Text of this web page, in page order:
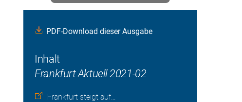
PDF-Download dieser Ausgabe
Inhalt
Frankfurt Aktuell 2021-02
Frankfurt steigt auf…